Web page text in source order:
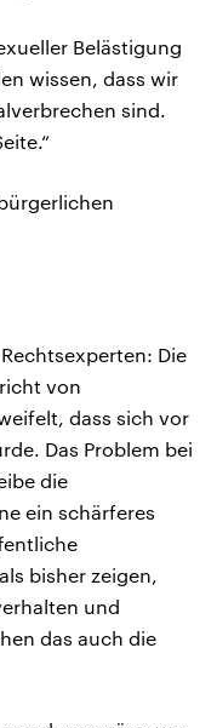
Belästigung
wissen, dass wir
sind.
Die
von
dass sich vor
Das Problem bei
die
ein schärferes
bisher zeigen,
und
das auch die